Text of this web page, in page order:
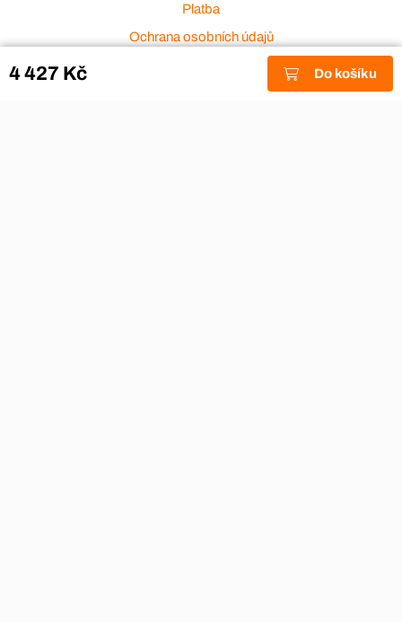
4 427 Kč Do košíku
Platba
Ochrana osobních údajů
Zákaznický servis